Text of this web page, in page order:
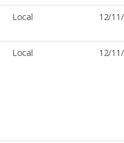
Local 12/
Local 12/